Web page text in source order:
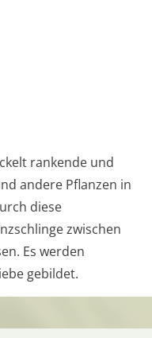
rankende und
andere Pflanzen in
diese
zwischen
Es werden
gebildet.